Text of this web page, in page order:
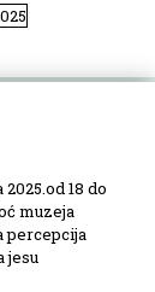
18 do
muzeja
percepcija
jesu